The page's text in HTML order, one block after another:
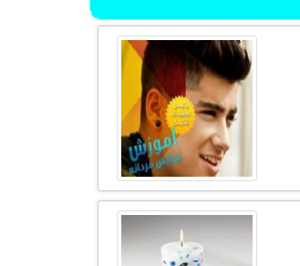
رمز عبور شما باید شامل حروف و اعداد باشد
فراموشی رمز عبور